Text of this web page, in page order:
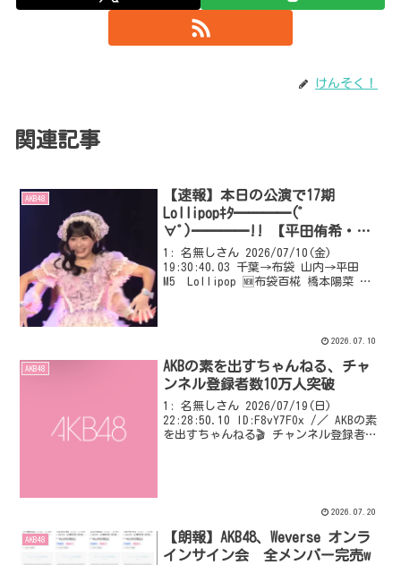
けんそく！
関連記事
AKB48
【速報】本日の公演で17期
Lollipopｷﾀ━━━━(ﾟ
∀ﾟ)━━━━!! 【平田侑希・橋
本恵理子・布袋百椛】
1: 名無しさん 2026/07/10(金)
19:30:40.03 千葉→布袋 山内→平田
M5 Lollipop 🆕布袋百椛 橋本陽菜 🆕
2026.07.10
AKB48
AKBの素を出すちゃんねる、チャ
ンネル登録者数10万人突破
1: 名無しさん 2026/07/19(日)
22:28:50.10 ID:F8vY7FOx /／ AKBの素
を出すちゃんねる🎬 チャンネル登録者数
2026.07.20
AKB48
【朗報】AKB48、Weverse オンラ
インサイン会 全メンバー完売w